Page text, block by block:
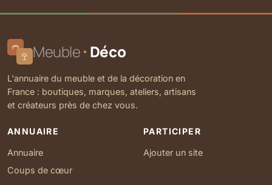
Meuble Déco
L'annuaire du meuble et de la décoration en
France : boutiques, marques, ateliers, artisans
et créateurs près de chez vous.
ANNUAIRE
Annuaire
Coups de cœur
PARTICIPER
Ajouter un site